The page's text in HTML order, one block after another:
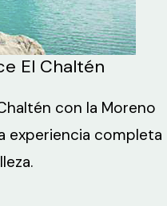
El Chaltén
con la Moreno
experiencia completa